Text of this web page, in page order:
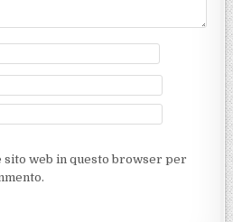
sito web in questo browser per